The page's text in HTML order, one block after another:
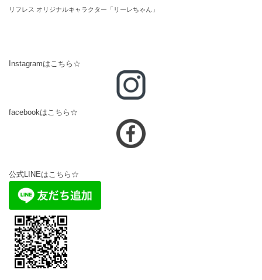
リフレス オリジナルキャラクター「リーレちゃん」
Instagramはこちら☆
facebookはこちら☆
公式LINEはこちら☆